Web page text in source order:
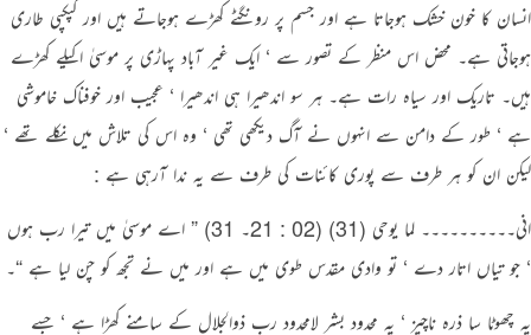
انسان کا خون خشک ہوجاتا ہے اور جسم پر رونگٹے کھڑے ہوجاتے ہیں اور کپکپی طاری
ہوجاتی ہے۔ محض اس منظر کے تصور سے ‘ ایک غیر آباد پہاڑی پر موسیٰ اکیلے کھڑے
ہیں۔ تاریک اور سیاہ رات ہے۔ ہر سو اندھیرا ہی اندھیرا ‘ عجیب اور خوفناک خاموشی
ہے ‘ طور کے دامن سے انہوں نے آگ دیکھی تھی ‘ وہ اس کی تلاش میں نکلے تھے ‘
لیکن ان کو ہر طرف سے پوری کائنات کی طرف سے یہ ندا آرہی ہے :
انی۔۔۔۔۔۔۔۔۔۔ لما یوحی (31) (02 : 21۔ 31) ” اے موسیٰ میں تیرا رب ہوں
‘ جو تیاں اتار دے ‘ تو وادی مقدس طوی میں ہے اور میں نے تجھ کو چن لیا ہے “۔
یہ چھوٹا سا ذرہ ناچیز ‘ یہ محدود بشر لامحدود رب ذوالجلال کے سامنے کھڑا ہے ‘ جسے